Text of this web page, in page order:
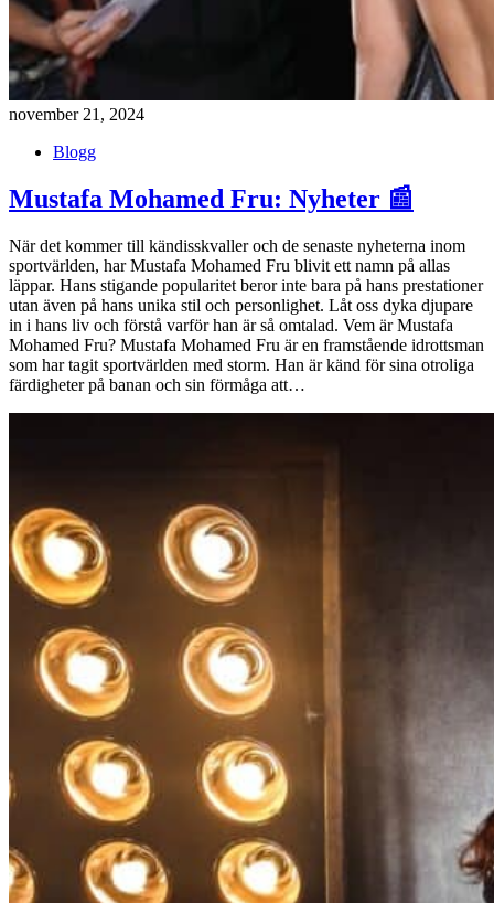
november 21, 2024
Blogg
Mustafa Mohamed Fru: Nyheter 📰
När det kommer till kändisskvaller och de senaste nyheterna inom
sportvärlden, har Mustafa Mohamed Fru blivit ett namn på allas
läppar. Hans stigande popularitet beror inte bara på hans prestationer
utan även på hans unika stil och personlighet. Låt oss dyka djupare
in i hans liv och förstå varför han är så omtalad. Vem är Mustafa
Mohamed Fru? Mustafa Mohamed Fru är en framstående idrottsman
som har tagit sportvärlden med storm. Han är känd för sina otroliga
färdigheter på banan och sin förmåga att…